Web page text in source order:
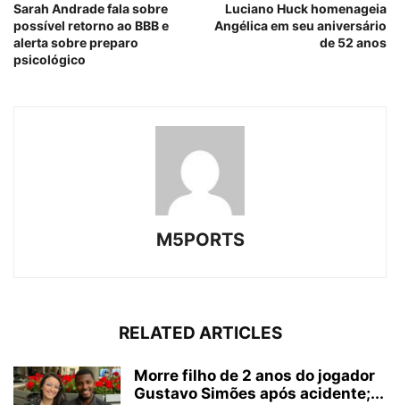
Sarah Andrade fala sobre
possível retorno ao BBB e
alerta sobre preparo
psicológico
Luciano Huck homenageia
Angélica em seu aniversário
de 52 anos
M5PORTS
RELATED ARTICLES
Morre filho de 2 anos do jogador
Gustavo Simões após acidente;...